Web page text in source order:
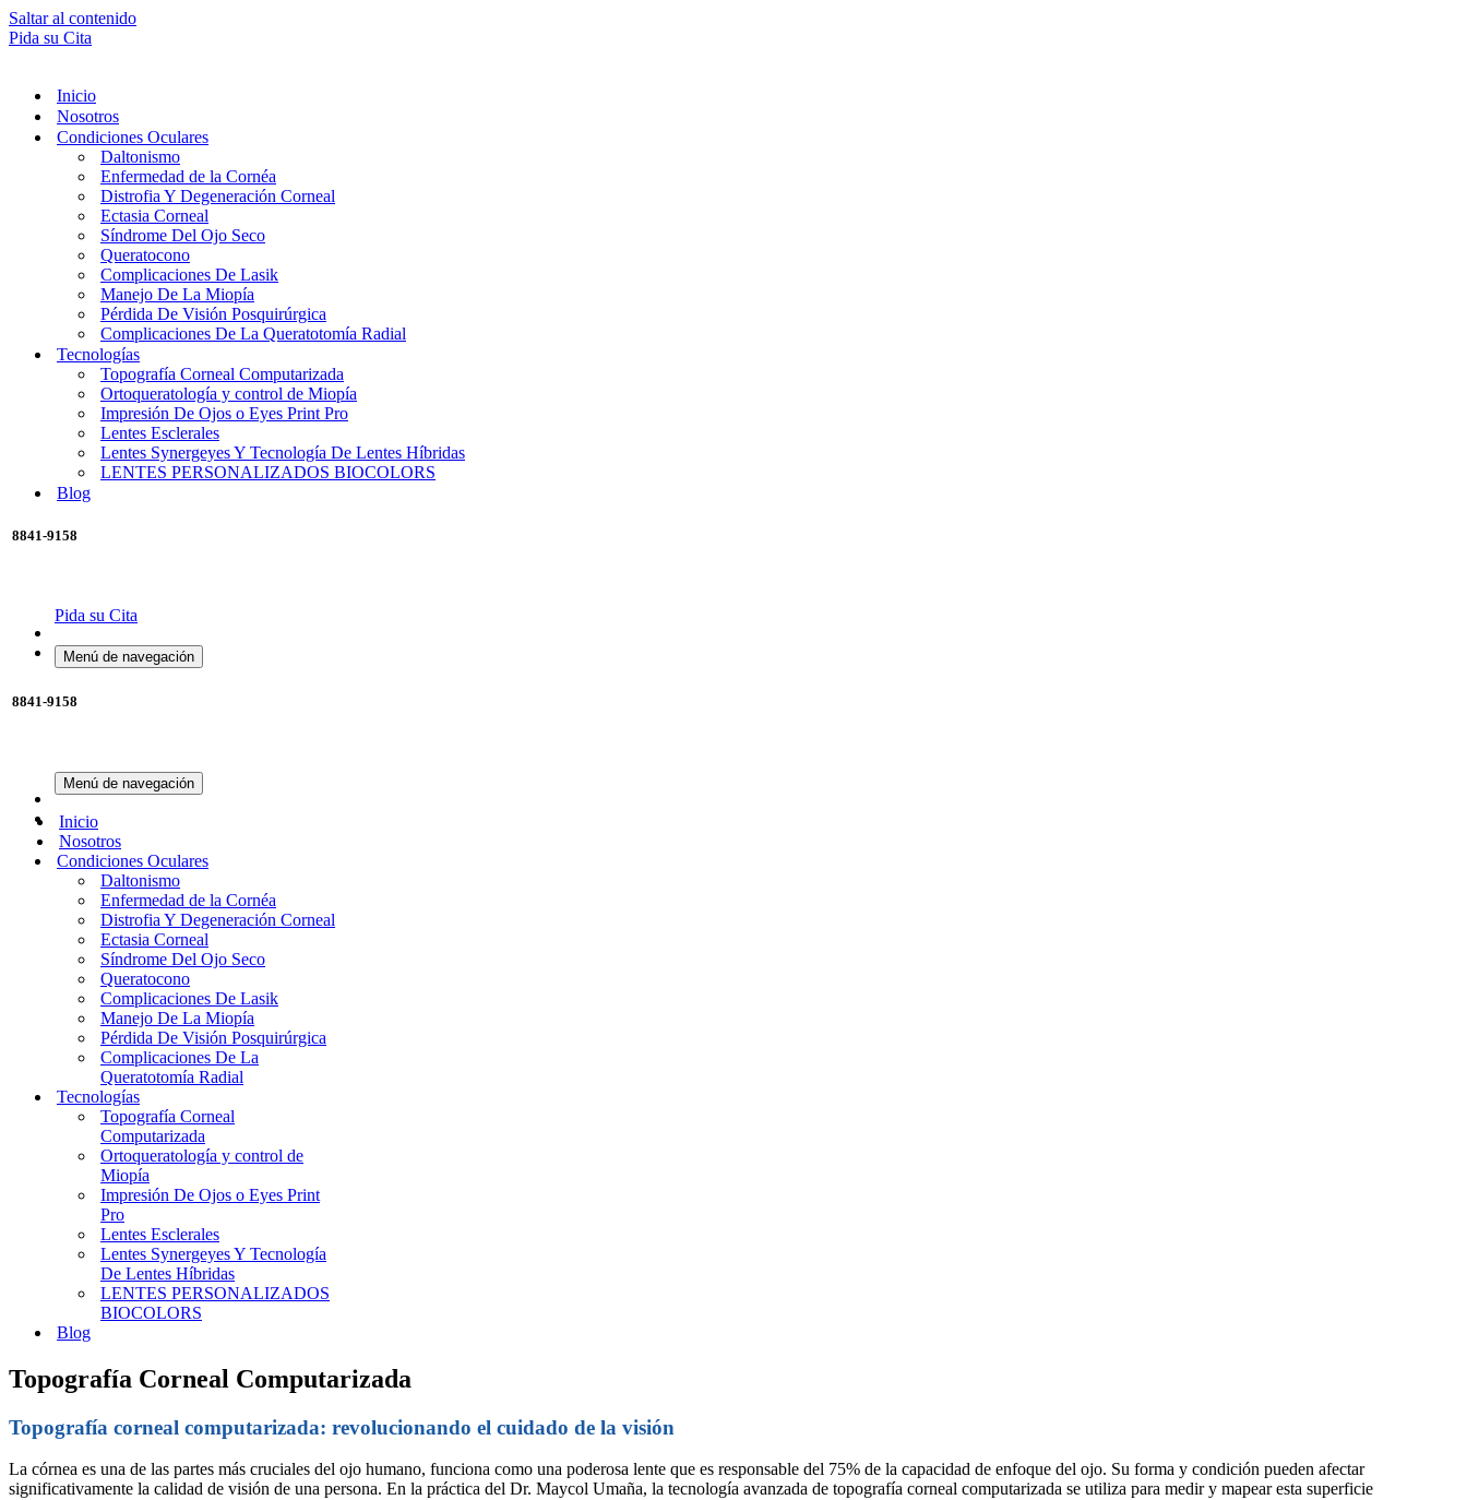
Saltar al contenido
Pida su Cita
Inicio
Nosotros
Condiciones Oculares
Daltonismo
Enfermedad de la Cornéa
Distrofia Y Degeneración Corneal
Ectasia Corneal
Síndrome Del Ojo Seco
Queratocono
Complicaciones De Lasik
Manejo De La Miopía
Pérdida De Visión Posquirúrgica
Complicaciones De La Queratotomía Radial
Tecnologías
Topografía Corneal Computarizada
Ortoqueratología y control de Miopía
Impresión De Ojos o Eyes Print Pro
Lentes Esclerales
Lentes Synergeyes Y Tecnología De Lentes Híbridas
LENTES PERSONALIZADOS BIOCOLORS
Blog
8841-9158
Pida su Cita
Menú de navegación
8841-9158
Menú de navegación
Inicio
Nosotros
Condiciones Oculares
Daltonismo
Enfermedad de la Cornéa
Distrofia Y Degeneración Corneal
Ectasia Corneal
Síndrome Del Ojo Seco
Queratocono
Complicaciones De Lasik
Manejo De La Miopía
Pérdida De Visión Posquirúrgica
Complicaciones De La
Queratotomía Radial
Tecnologías
Topografía Corneal
Computarizada
Ortoqueratología y control de
Miopía
Impresión De Ojos o Eyes Print
Pro
Lentes Esclerales
Lentes Synergeyes Y Tecnología
De Lentes Híbridas
LENTES PERSONALIZADOS
BIOCOLORS
Blog
Topografía Corneal Computarizada
Topografía corneal computarizada: revolucionando el cuidado de la visión
La córnea es una de las partes más cruciales del ojo humano, funciona como una poderosa lente que es responsable del 75% de la capacidad de enfoque del ojo. Su forma y condición pueden afectar
significativamente la calidad de visión de una persona. En la práctica del Dr. Maycol Umaña, la tecnología avanzada de topografía corneal computarizada se utiliza para medir y mapear esta superficie